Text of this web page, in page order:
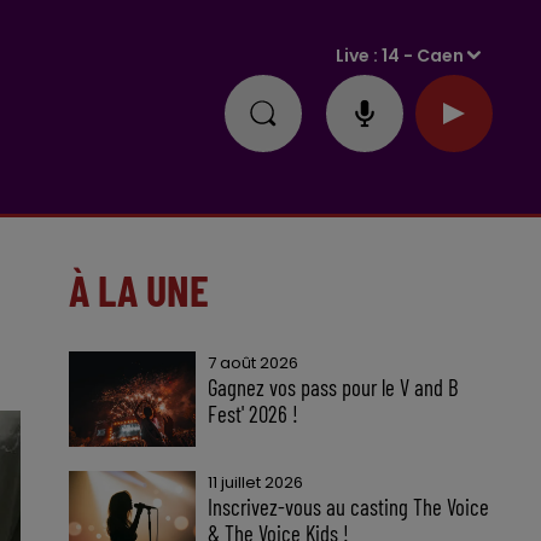
Live :14 - Caen
À LA UNE
7 août 2026
Gagnez vos pass pour le V and B
Fest' 2026 !
11 juillet 2026
Inscrivez-vous au casting The Voice
& The Voice Kids !